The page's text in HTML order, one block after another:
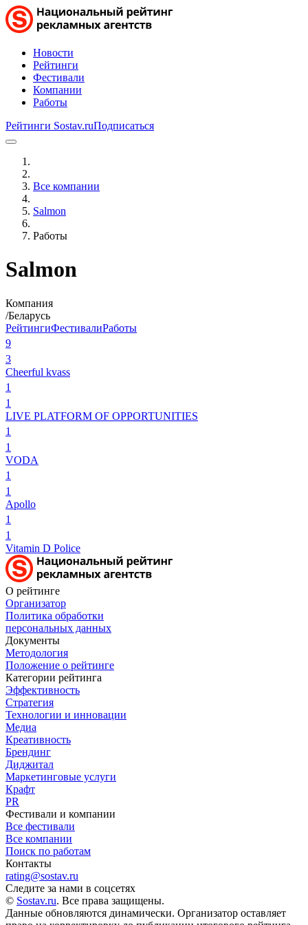
Новости
Рейтинги
Фестивали
Компании
Работы
Рейтинги Sostav.ruПодписаться
Все компании
Salmon
Работы
Salmon
Компания
/Беларусь
РейтингиФестивалиРаботы
9
3
Cheerful kvass
1
1
LIVE PLATFORM OF OPPORTUNITIES
1
1
VODA
1
1
Apollo
1
1
Vitamin D Police
О рейтинге
Организатор
Политика обработки
персональных данных
Документы
Методология
Положение о рейтинге
Категории рейтинга
Эффективность
Стратегия
Технологии и инновации
Медиа
Креативность
Брендинг
Диджитал
Маркетинговые услуги
Крафт
PR
Фестивали и компании
Все фестивали
Все компании
Поиск по работам
Контакты
rating@sostav.ru
Следите за нами в соцсетях
© Sostav.ru. Все права защищены.
Данные обновляются динамически. Организатор оставляет